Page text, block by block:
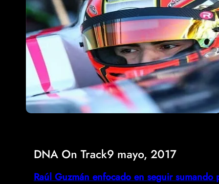
DNA On Track9 mayo, 2017
Raúl Guzmán enfocado en seguir sumando